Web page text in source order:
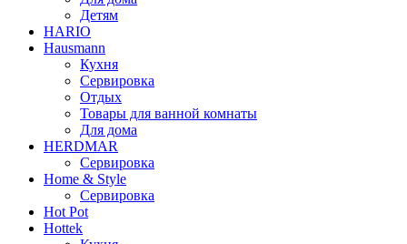
Детям
HARIO
Hausmann
Кухня
Сервировка
Отдых
Товары для ванной комнаты
Для дома
HERDMAR
Сервировка
Home & Style
Сервировка
Hot Pot
Hottek